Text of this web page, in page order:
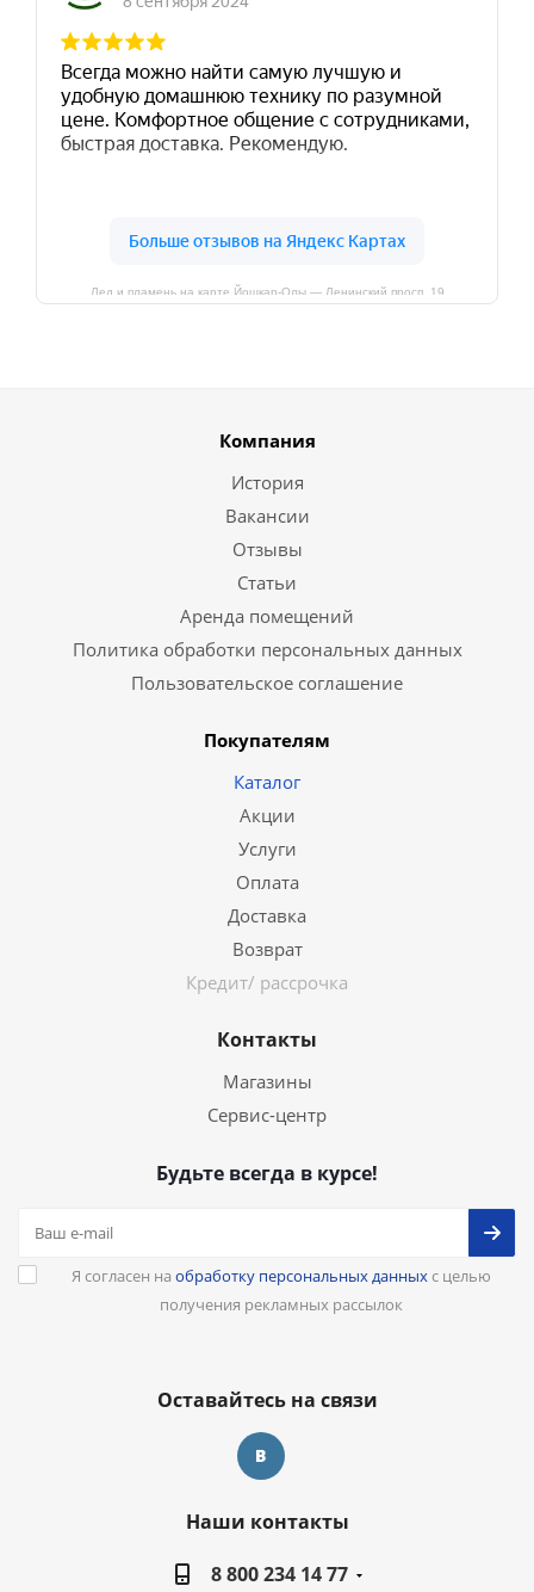
Лед и пламень на карте Йошкар‑Олы — Ленинский просп.,19
Компания
История
Вакансии
Отзывы
Статьи
Аренда помещений
Политика обработки персональных данных
Пользовательское соглашение
Покупателям
Каталог
Акции
Услуги
Оплата
Доставка
Возврат
Кредит/ рассрочка
Контакты
Магазины
Сервис-центр
Будьте всегда в курсе!
Я согласен на обработку персональных данныхс целью
получения рекламных рассылок
Оставайтесь на связи
Наши контакты
8 800 234 14 77